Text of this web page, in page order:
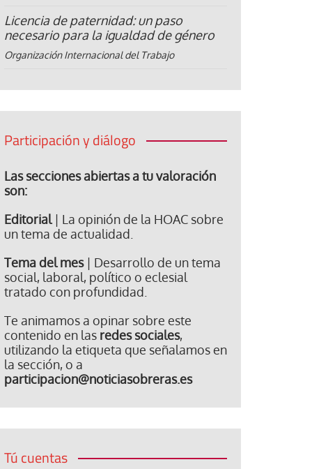
Licencia de paternidad: un paso
necesario para la igualdad de género
Organización Internacional del Trabajo
Participación y diálogo
Las secciones abiertas a tu valoración
son:
Editorial| La opinión de la HOAC sobre
un tema de actualidad.
Tema del mes| Desarrollo de un tema
social, laboral, político o eclesial
tratado con profundidad.
Te animamos a opinar sobre este
contenido en las redes sociales,
utilizando la etiqueta que señalamos en
la sección, o a
participacion@noticiasobreras.es
Tú cuentas